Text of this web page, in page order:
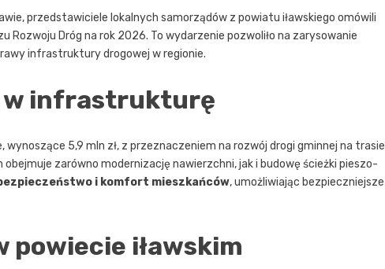
przedstawiciele lokalnych samorządów z powiatu iławskiego omówili
Rozwoju Dróg na rok 2026. To wydarzenie pozwoliło na zarysowanie
infrastruktury drogowej w regionie.
w infrastrukturę
wynoszące 5,9 mln zł, z przeznaczeniem na rozwój drogi gminnej na trasie
obejmuje zarówno modernizację nawierzchni, jak i budowę ścieżki pieszo-
i komfort mieszkańców, umożliwiając bezpieczniejsze
powiecie iławskim